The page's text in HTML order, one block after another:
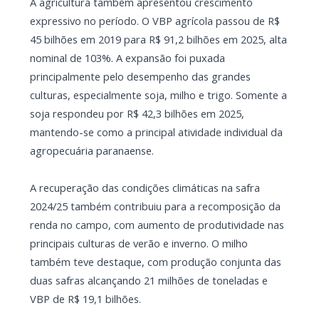
expressivo no período. O VBP agrícola passou de R$
45 bilhões em 2019 para R$ 91,2 bilhões em 2025, alta
nominal de 103%. A expansão foi puxada
principalmente pelo desempenho das grandes
culturas, especialmente soja, milho e trigo. Somente a
soja respondeu por R$ 42,3 bilhões em 2025,
mantendo-se como a principal atividade individual da
agropecuária paranaense.
A recuperação das condições climáticas na safra
2024/25 também contribuiu para a recomposição da
renda no campo, com aumento de produtividade nas
principais culturas de verão e inverno. O milho
também teve destaque, com produção conjunta das
duas safras alcançando 21 milhões de toneladas e
VBP de R$ 19,1 bilhões.